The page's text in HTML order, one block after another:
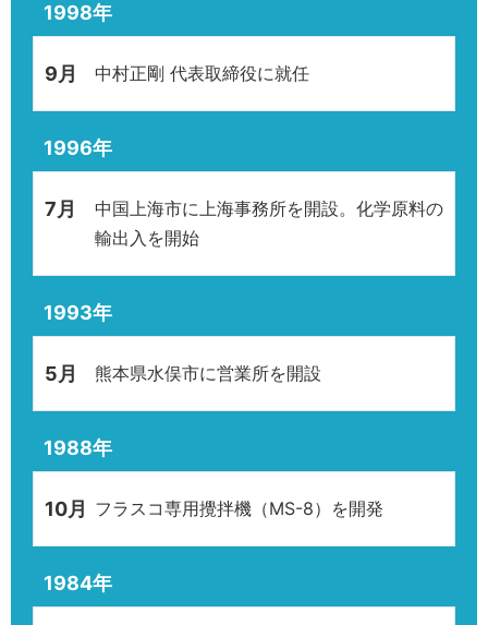
1998年
9月 中村正剛 代表取締役に就任
1996年
7月
中国上海市に上海事務所を開設。化学原料の
輸出入を開始
1993年
5月 熊本県水俣市に営業所を開設
1988年
10月 フラスコ専用攪拌機（MS-8）を開発
1984年